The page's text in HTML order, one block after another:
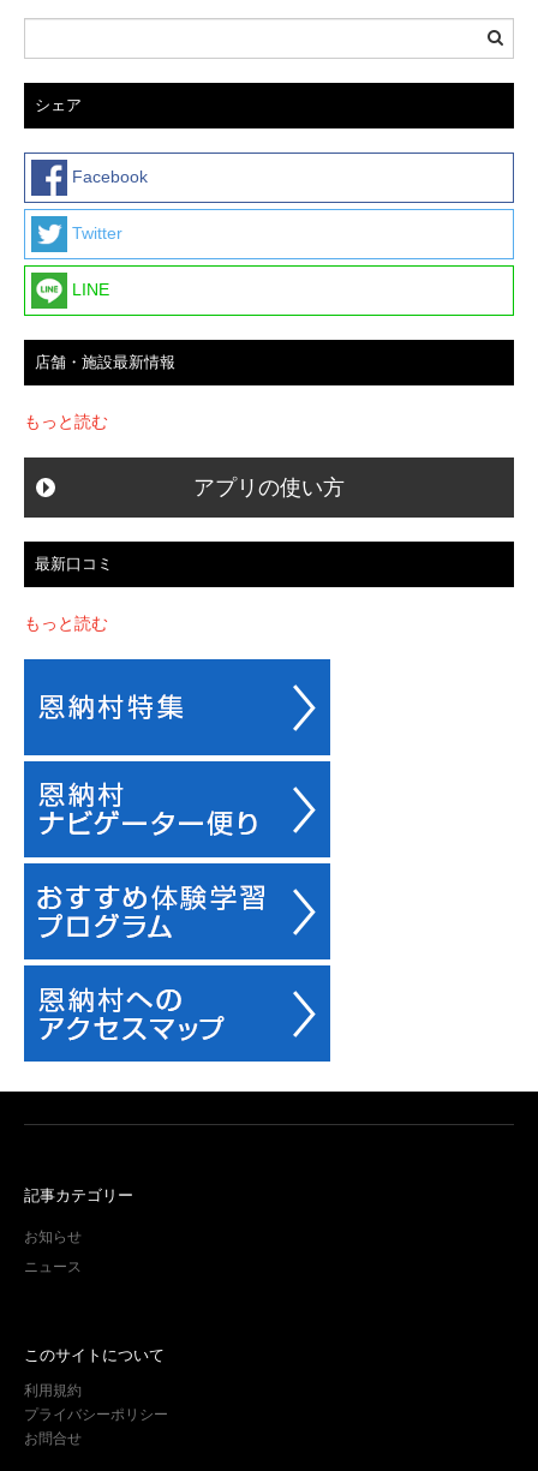
シェア
Facebook
Twitter
LINE
店舗・施設最新情報
もっと読む
アプリの使い方
最新口コミ
もっと読む
記事カテゴリー
お知らせ
ニュース
このサイトについて
利用規約
プライバシーポリシー
お問合せ